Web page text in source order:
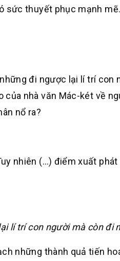
sức thuyết phục mạnh mẽ.
đi ngược lại lí trí
nhà văn Mác-két về
nổ ra?
nhiên (…) điểm xuất
lí trí con người mà còn đi
những thành quả tiến